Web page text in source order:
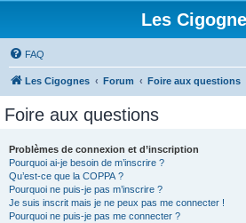
Les
FAQ
Les Cigognes Forum Foire aux questions
Foire aux questions
Problèmes de connexion et d’inscription
Pourquoi ai-je besoin de m’inscrire ?
Qu’est-ce que la COPPA ?
Pourquoi ne puis-je pas m’inscrire ?
Je suis inscrit mais je ne peux pas me connecter !
Pourquoi ne puis-je pas me connecter ?